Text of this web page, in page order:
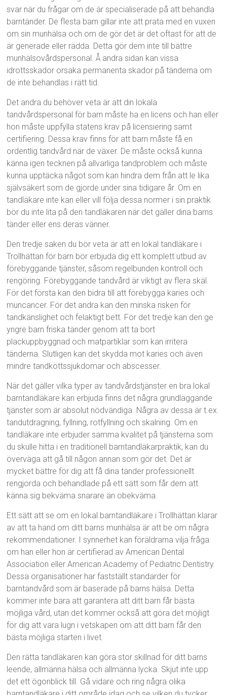
svar när du frågar om de är specialiserade på att behandla
barntänder. De flesta barn gillar inte att prata med en vuxen
om sin munhälsa och om de gör det är det oftast för att de
är generade eller rädda. Detta gör dem inte till bättre
munhälsovårdspersonal. Å andra sidan kan vissa
idrottsskador orsaka permanenta skador på tänderna om
de inte behandlas i rätt tid.
Det andra du behöver veta är att din lokala
tandvårdspersonal för barn måste ha en licens och han eller
hon måste uppfylla statens krav på licensiering samt
certifiering. Dessa krav finns för att barn måste få en
ordentlig tandvård när de växer. De måste också kunna
känna igen tecknen på allvarliga tandproblem och måste
kunna upptäcka något som kan hindra dem från att le lika
självsäkert som de gjorde under sina tidigare år. Om en
tandläkare inte kan eller vill följa dessa normer i sin praktik
bör du inte lita på den tandläkaren när det gäller dina barns
tänder eller ens deras vänner.
Den tredje saken du bör veta är att en lokal tandläkare i
Trollhättan för barn bör erbjuda dig ett komplett utbud av
förebyggande tjänster, såsom regelbunden kontroll och
rengöring. Förebyggande tandvård är viktigt av flera skäl.
För det första kan den bidra till att förebygga karies och
muncancer. För det andra kan den minska risken för
tandkänslighet och felaktigt bett. För det tredje kan den ge
yngre barn friska tänder genom att ta bort
plackuppbyggnad och matpartiklar som kan irritera
tänderna. Slutligen kan det skydda mot karies och även
mindre tandköttssjukdomar och abscesser.
När det gäller vilka typer av tandvårdstjänster en bra lokal
barntandläkare kan erbjuda finns det några grundläggande
tjänster som är absolut nödvändiga. Några av dessa är t.ex.
tandutdragning, fyllning, rotfyllning och skalning. Om en
tandläkare inte erbjuder samma kvalitet på tjänsterna som
du skulle hitta i en traditionell barntandläkarpraktik, kan du
överväga att gå till någon annan som gör det. Det är
mycket bättre för dig att få dina tänder professionellt
rengjorda och behandlade på ett sätt som får dem att
känna sig bekväma snarare än obekväma.
Ett sätt att se om en lokal barntandläkare i Trollhättan klarar
av att ta hand om ditt barns munhälsa är att be om några
rekommendationer. I synnerhet kan föräldrarna vilja fråga
om han eller hon är certifierad av American Dental
Association eller American Academy of Pediatric Dentistry.
Dessa organisationer har fastställt standarder för
barntandvård som är baserade på barns hälsa. Detta
kommer inte bara att garantera att ditt barn får bästa
möjliga vård, utan det kommer också att göra det möjligt
för dig att vara lugn i vetskapen om att ditt barn får den
bästa möjliga starten i livet.
Den rätta tandläkaren kan göra stor skillnad för ditt barns
leende, allmänna hälsa och allmänna lycka. Skjut inte upp
det ett ögonblick till. Gå vidare och ring några olika